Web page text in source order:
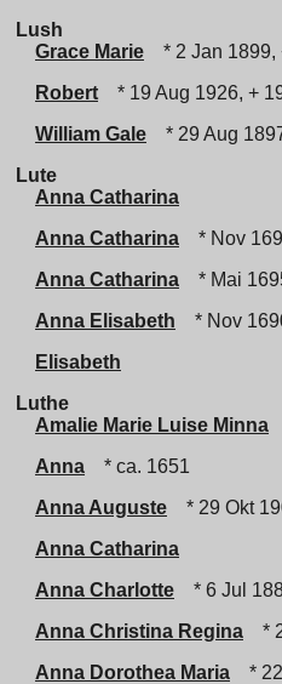
Lush
Grace Marie
* 2 Jan 1899,
Robert
* 19 Aug 1926, +
William Gale
* 29 Aug
Lute
Anna Catharina
Anna Catharina
* Nov
Anna Catharina
* Mai
Anna Elisabeth
* Nov
Elisabeth
Luthe
Amalie Marie Luise Minna
Anna
* ca. 1651
Anna Auguste
* 29 Okt
Anna Catharina
Anna Charlotte
* 6 Jul
Anna Christina Regina
*
Anna Dorothea Maria
*